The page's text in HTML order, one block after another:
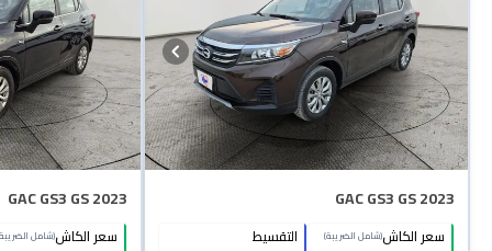
GAC GS3 GS 2023
سعر الكاش(شامل الضريبة) التقسيط
GAC GS3 GS 2023
سعر الكاش(شامل